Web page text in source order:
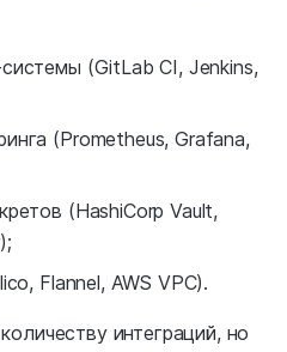
(GitLab CI, Jenkins,
(Prometheus, Grafana,
(HashiCorp Vault,
Flannel, AWS VPC).
интеграций, но